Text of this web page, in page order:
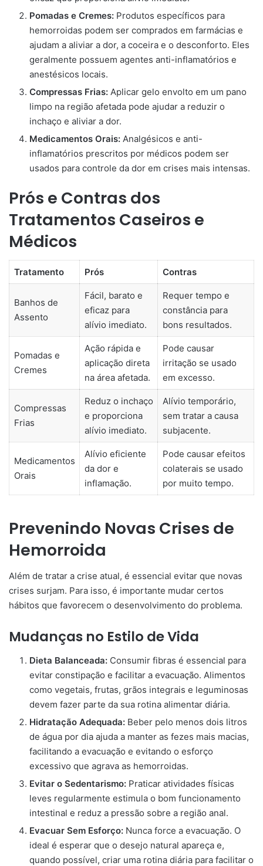
Pomadas e Cremes: Produtos específicos para
hemorroidas podem ser comprados em farmácias e
ajudam a aliviar a dor, a coceira e o desconforto. Eles
geralmente possuem agentes anti-inflamatórios e
anestésicos locais.
Compressas Frias: Aplicar gelo envolto em um pano
limpo na região afetada pode ajudar a reduzir o
inchaço e aliviar a dor.
Medicamentos Orais: Analgésicos e anti-
inflamatórios prescritos por médicos podem ser
usados para controle da dor em crises mais intensas.
Prós e Contras dos
Tratamentos Caseiros e
Médicos
Tratamento Prós Contras
Banhos de
Assento
Fácil, barato e
eficaz para
alívio imediato.
Requer tempo e
constância para
bons resultados.
Pomadas e
Cremes
Ação rápida e
aplicação direta
na área afetada.
Pode causar
irritação se usado
em excesso.
Compressas
Frias
Reduz o inchaço
e proporciona
alívio imediato.
Alívio temporário,
sem tratar a causa
subjacente.
Medicamentos
Orais
Alívio eficiente
da dor e
inflamação.
Pode causar efeitos
colaterais se usado
por muito tempo.
Prevenindo Novas Crises de
Hemorroida
Além de tratar a crise atual, é essencial evitar que novas
crises surjam. Para isso, é importante mudar certos
hábitos que favorecem o desenvolvimento do problema.
Mudanças no Estilo de Vida
Dieta Balanceada: Consumir fibras é essencial para
evitar constipação e facilitar a evacuação. Alimentos
como vegetais, frutas, grãos integrais e leguminosas
devem fazer parte da sua rotina alimentar diária.
Hidratação Adequada: Beber pelo menos dois litros
de água por dia ajuda a manter as fezes mais macias,
facilitando a evacuação e evitando o esforço
excessivo que agrava as hemorroidas.
Evitar o Sedentarismo: Praticar atividades físicas
leves regularmente estimula o bom funcionamento
intestinal e reduz a pressão sobre a região anal.
Evacuar Sem Esforço: Nunca force a evacuação. O
ideal é esperar que o desejo natural apareça e,
quando possível, criar uma rotina diária para facilitar o